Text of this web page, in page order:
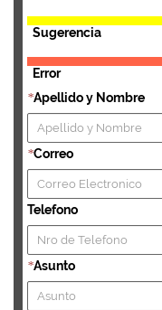
Sugerencia
Error
*Apellido y Nombre
*Correo
Telefono
*Asunto